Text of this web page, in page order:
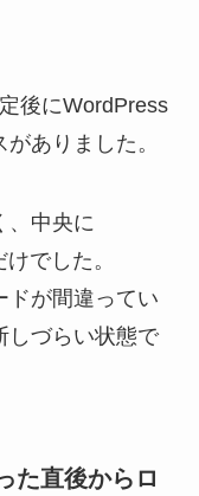
後にWordPress
ありました。
、中央に
でした。
ドが間違ってい
しづらい状態で
た直後からロ